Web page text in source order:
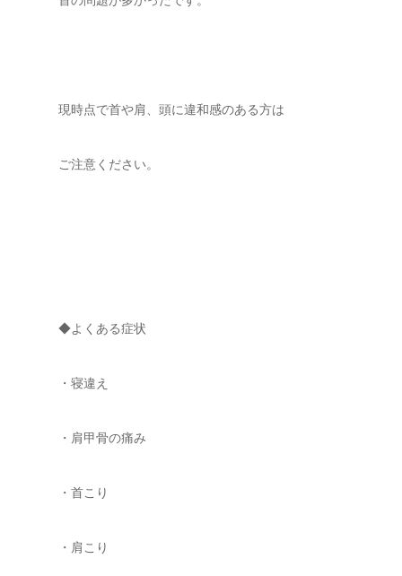
現時点で首や肩、頭に違和感のある方は
ご注意ください。
◆よくある症状
・寝違え
・肩甲骨の痛み
・首こり
・肩こり